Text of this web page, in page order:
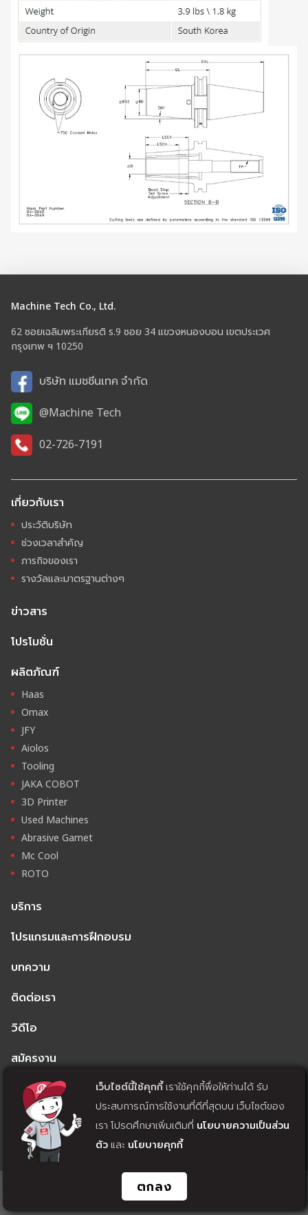
Machine Tech Co., Ltd.
62 ซอยเฉลิมพระเกียรติ ร.9 ซอย 34 แขวงหนองบอน เขตประเวศ
กรุงเทพ ฯ 10250
บริษัท แมชชีนเทค จำกัด
@Machine Tech
02-726-7191
เกี่ยวกับเรา
ประวัติบริษัท
ช่วงเวลาสำคัญ
ภารกิจของเรา
รางวัลและมาตรฐานต่างๆ
ข่าวสาร
โปรโมชั่น
ผลิตภัณฑ์
Haas
Omax
JFY
Aiolos
Tooling
JAKA COBOT
3D Printer
Used Machines
Abrasive Garnet
Mc Cool
ROTO
บริการ
โปรแกรมและการฝึกอบรม
บทความ
ติดต่อเรา
วิดีโอ
สมัครงาน
นโยบายความเป็นส่วนตัว
นโยบายคุกกี้
แจ้งถอนความยินยอม
© 2022 MACHINE TECH CO., LTD. ALL RIGHTS RESERVED. WEB
เว็บไซต์นี้ใช้คุกกี้เราใช้คุกกี้พื่อให้ท่านได้ รับ
ประสบการณ์การใช้งานที่ดีที่สุดบน เว็บไซต์ของ
เรา โปรดศึกษาเพิ่มเติมที่ นโยบายความเป็นส่วน
ตัว และ นโยบายคุกกี้
ตกลง